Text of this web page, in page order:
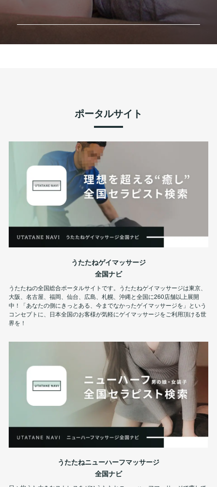
ポータルサイト
うたたねゲイマッサージ
全国ナビ
うたたねの全国総合ポータルサイトです。うたたねゲイマッサージは東京、
大阪、名古屋、福岡、仙台、広島、札幌、沖縄と全国に260店舗以上展開
中！「あなたの側にきっとある、今までなかったゲイマッサージを」という
コンセプトに、日本全国のお客様が気軽にゲイマッサージをご利用頂ける世
界を！
うたたねニューハーフマッサージ
全国ナビ